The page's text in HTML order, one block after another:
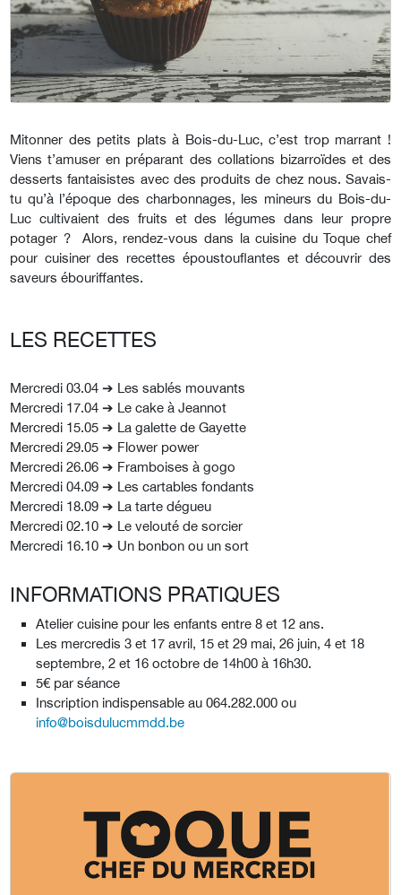
Mitonner des petits plats à Bois-du-Luc, c’est trop marrant !
Viens t’amuser en préparant des collations bizarroïdes et des
desserts fantaisistes avec des produits de chez nous. Savais-
tu qu’à l’époque des charbonnages, les mineurs du Bois-du-
Luc cultivaient des fruits et des légumes dans leur propre
potager ? Alors, rendez-vous dans la cuisine du Toque chef
pour cuisiner des recettes époustouflantes et découvrir des
saveurs ébouriffantes.
LES RECETTES
Mercredi 03.04 ➔ Les sablés mouvants
Mercredi 17.04 ➔ Le cake à Jeannot
Mercredi 15.05 ➔ La galette de Gayette
Mercredi 29.05 ➔ Flower power
Mercredi 26.06 ➔ Framboises à gogo
Mercredi 04.09 ➔ Les cartables fondants
Mercredi 18.09 ➔ La tarte dégueu
Mercredi 02.10 ➔ Le velouté de sorcier
Mercredi 16.10 ➔ Un bonbon ou un sort
INFORMATIONS PRATIQUES
Atelier cuisine pour les enfants entre 8 et 12 ans.
Les mercredis 3 et 17 avril, 15 et 29 mai, 26 juin, 4 et 18
septembre, 2 et 16 octobre de 14h00 à 16h30.
5€ par séance
Inscription indispensable au 064.282.000 ou
info@boisdulucmmdd.be